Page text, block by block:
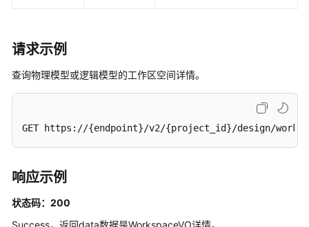
维
度
口
实
接
口
请求示例
查询物理模型或逻辑模型的工作区空间详情。
GET https://{endpoint}/v2/{project_id}/design/
响应示例
状态码：200
Success，返回data数据是WorkspaceVO详情。